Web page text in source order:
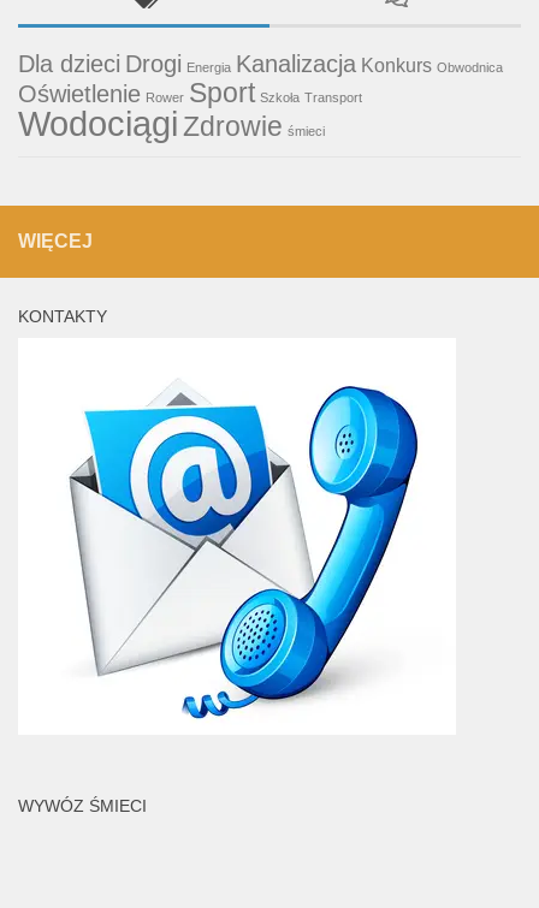
Dla dzieci Drogi Energia Kanalizacja Konkurs Obwodnica
Oświetlenie Rower Sport Szkoła Transport
WodociągiZdrowie śmieci
WIĘCEJ
KONTAKTY
WYWÓZ ŚMIECI